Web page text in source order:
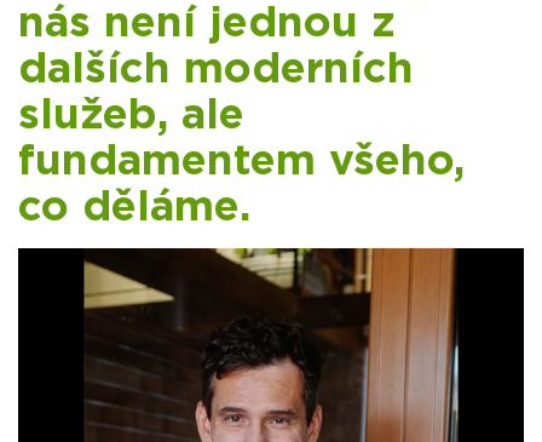
nás není jednou z
dalších moderních
služeb, ale
fundamentem všeho,
co děláme.